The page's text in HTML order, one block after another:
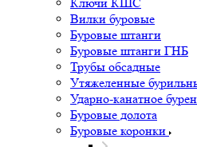
Вилки буровые
Буровые штанги
Буровые штанги ГНБ
Трубы обсадные
Утяжеленные
Ударно-канатное
Буровые долота
Буровые коронки